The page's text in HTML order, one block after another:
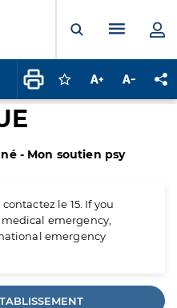
Ouvrir laMenu
Connectez-vous
Augmenter la
- Mon soutien psy
le 15. If you
emergency,
emergency